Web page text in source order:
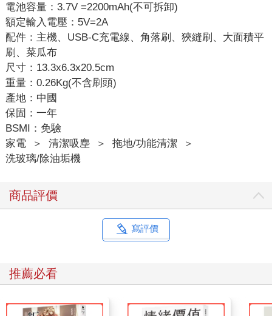
電池容量：3.7V =2200mAh(不可拆卸)
額定輸入電壓：5V=2A
配件：主機、USB-C充電線、角落刷、狹縫刷、大面積平
刷、菜瓜布
尺寸：13.3x6.3x20.5cm
重量：0.26Kg(不含刷頭)
產地：中國
保固：一年
BSMI：免驗
家電
＞ 清潔吸塵 ＞ 拖地/功能清潔
＞
洗玻璃/除油垢機
商品評價
寫評價
推薦必看